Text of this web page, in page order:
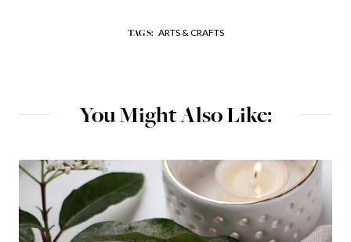
TAGS: ARTS & CRAFTS
You Might Also Like: